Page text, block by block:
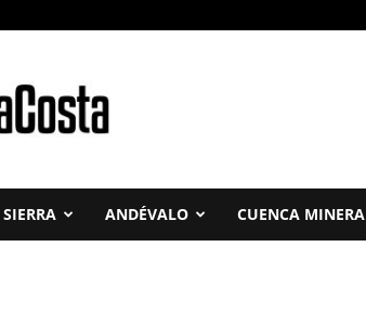
SIERRA ANDÉVALO CUENCA MINERA